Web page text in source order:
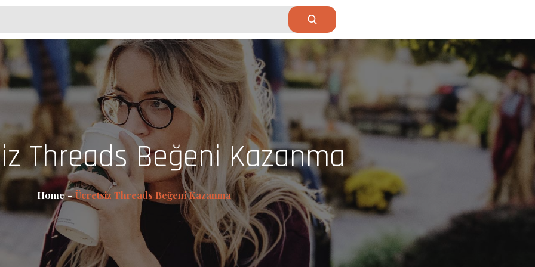
Threads Beğeni Kazanma
Home Ücretsiz Threads Beğeni Kazanma